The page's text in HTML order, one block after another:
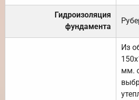
Гидроизоляция
фундамента
Из
мм.